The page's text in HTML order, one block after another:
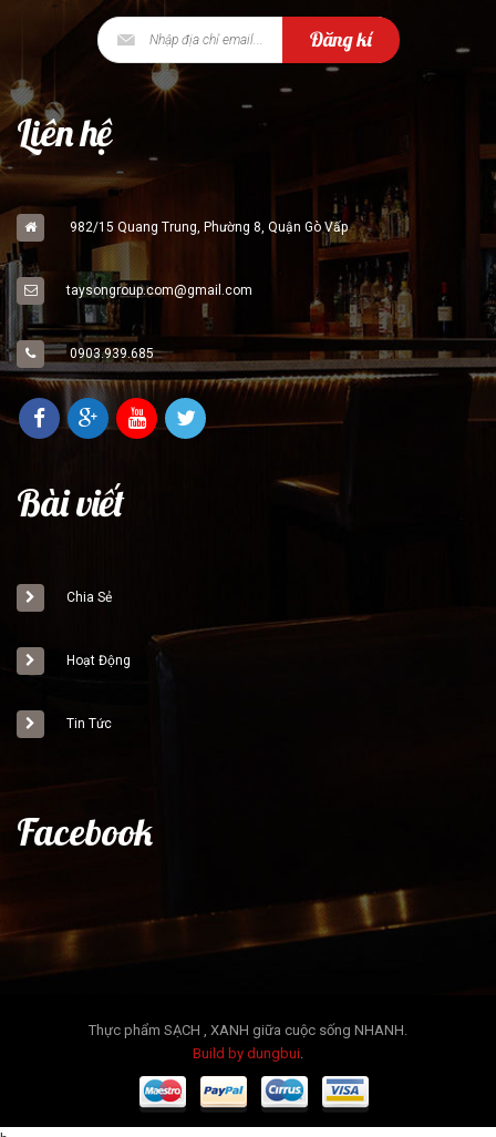
Đăng kí
Liên hệ
982/15 Quang Trung, Phường 8, Quận Gò Vấp
taysongroup.com@gmail.com
0903.939.685
Bài viết
Chia Sẻ
Hoạt Động
Tin Tức
Facebook
Thực phẩm SẠCH , XANH giữa cuộc sống NHANH.
Build by dungbui